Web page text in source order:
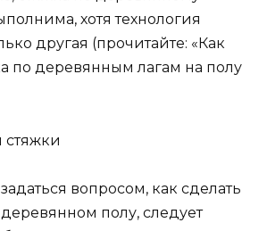
хотя технология
другая (прочитайте: «Как
по деревянным лагам на полу
стяжки
вопросом, как сделать
полу, следует